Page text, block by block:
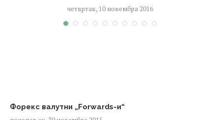
четвртак, 10 новембра 2016
Форекс валутни „Forwards-и“